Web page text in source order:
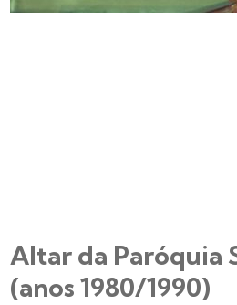
Altar da Paróquia
(anos 1980/1990)